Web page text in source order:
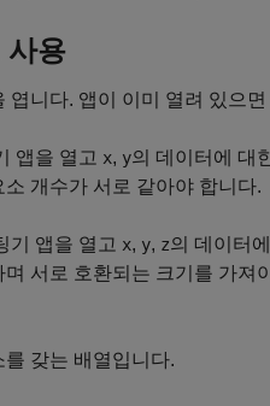
사용
엽니다. 앱이 이미 열려 있으
앱을 열고 x, y의 데이터에 대
개수가 서로 같아야 합니다.
기 앱을 열고 x, y, z의 데이터
서로 호환되는 크기를 가져
갖는 배열입니다.